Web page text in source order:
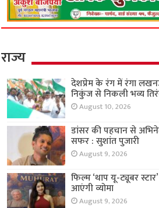
राज्य
देशप्रेम के रंग में रंगा
निकुंज से निकली भव्य
August 10, 2026
डांसर की पहचान से
सफर : सुशांत पुजारी
August 9, 2026
फिल्म ‘थाप यू-ट्यूबर
आएंगी व्योमा
August 9, 2026